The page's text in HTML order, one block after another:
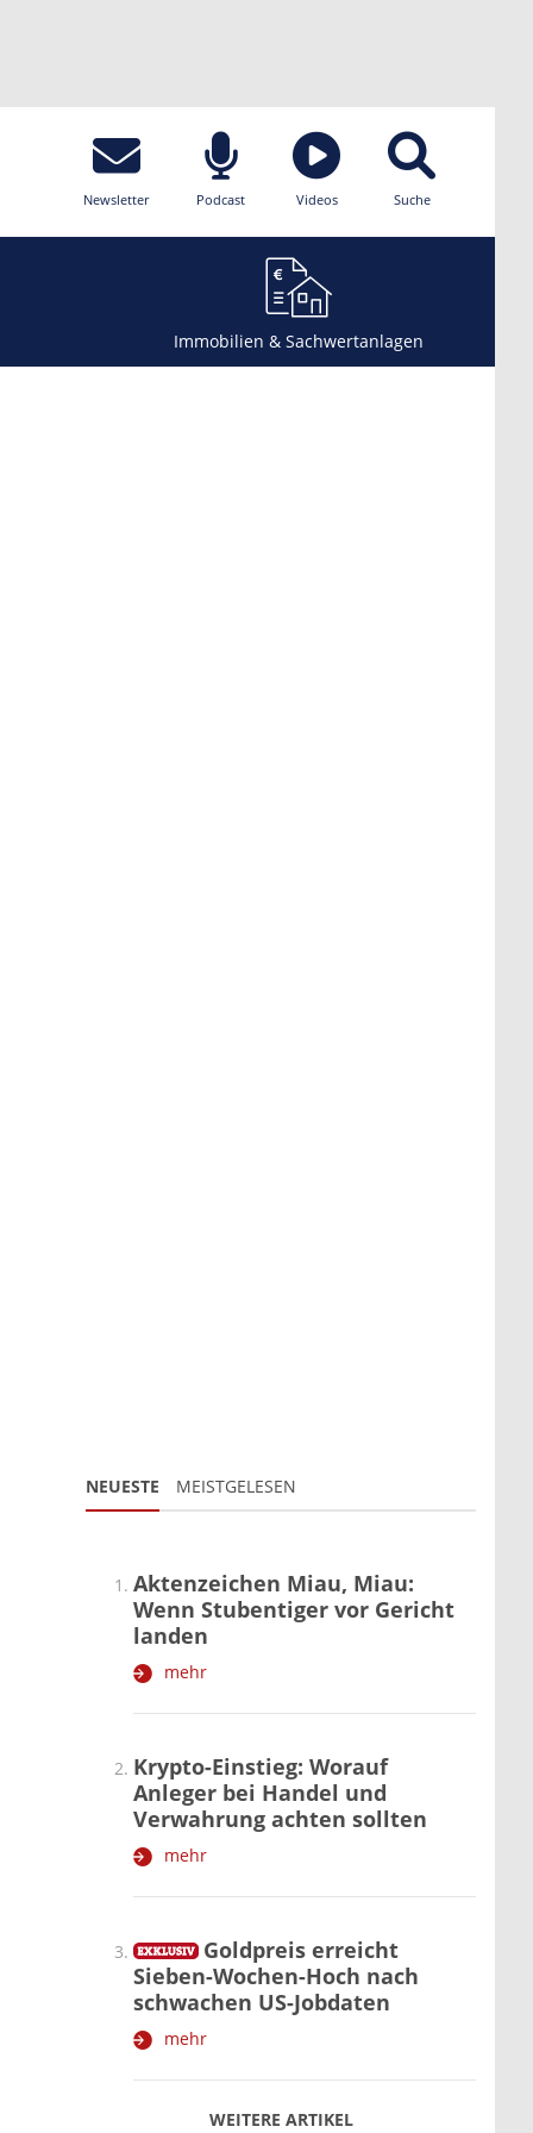
Newsletter Podcast Videos Suche
Immobilien & Sachwertanlagen
NEUESTE MEISTGELESEN
WEITERE ARTIKEL
zurückweiter
Aktenzeichen Miau, Miau:
Wenn Stubentiger vor Gericht
landen
mehr
Krypto-Einstieg: Worauf
Anleger bei Handel und
Verwahrung achten sollten
mehr
Goldpreis erreicht
Sieben-Wochen-Hoch nach
schwachen US-Jobdaten
mehr